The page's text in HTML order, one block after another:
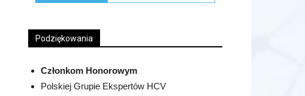
Podziękowania
Członkom Honorowym
Polskiej Grupie Ekspertów HCV